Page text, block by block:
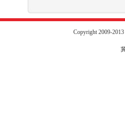
Copyright 2009-